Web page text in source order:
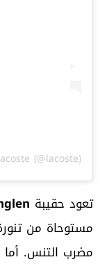
(@lacoste)
تعود حقيبة
مستوحاة من